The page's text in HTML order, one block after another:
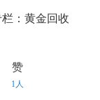
：黄金回收
赞
1人